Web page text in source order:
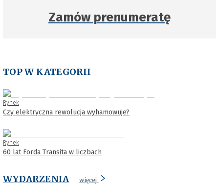
Zamów prenumeratę
TOP W KATEGORII
Rynek
Czy elektryczna rewolucja wyhamowuje?
Rynek
60 lat Forda Transita w liczbach
WYDARZENIA więcej